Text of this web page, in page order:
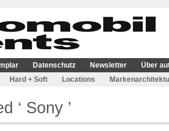
Datenschutz Newsletter
Über
Hard + Soft Locations
‘ Sony ’